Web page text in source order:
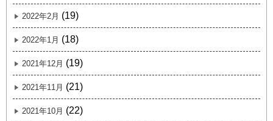
2022年2月 (19)
2022年1月 (18)
2021年12月 (19)
2021年11月 (21)
2021年10月 (22)